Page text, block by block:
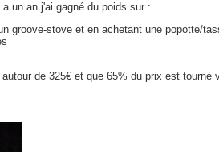
un an j'ai gagné du poids sur :
groove-stove et en achetant une popotte/
de 325€ et que 65% du prix est tourné